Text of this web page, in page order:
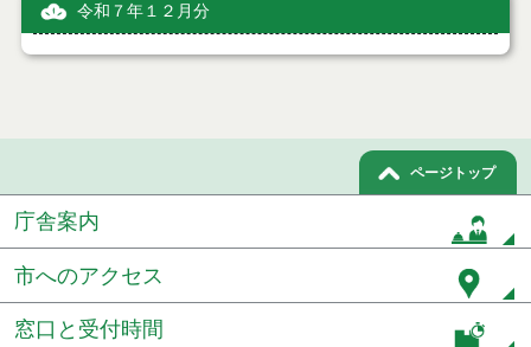
令和７年１２月分
ページトップ
庁舎案内
市へのアクセス
窓口と受付時間